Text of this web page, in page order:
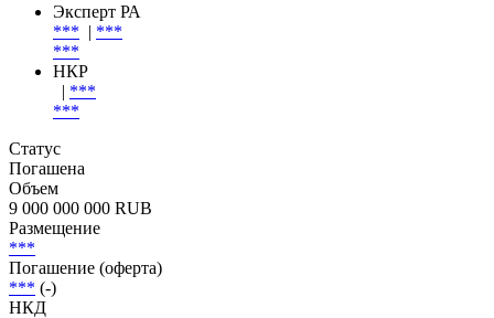
Эксперт РА
*** | ***
***
НКР
| ***
***
Статус
Погашена
Объем
9 000 000 000 RUB
Размещение
***
Погашение (оферта)
*** (-)
НКД